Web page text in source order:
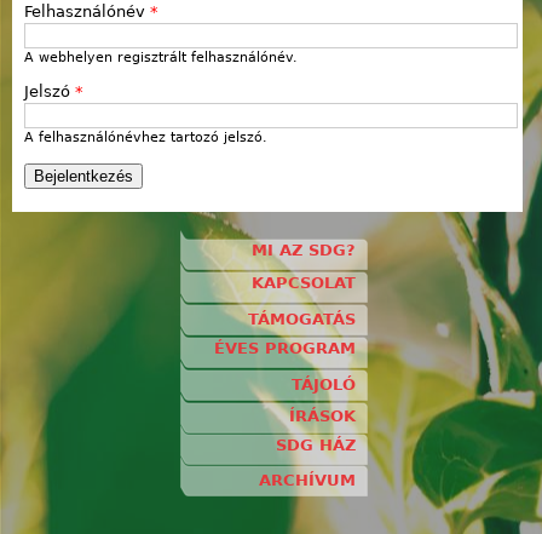
Felhasználónév *
A webhelyen regisztrált felhasználónév.
Jelszó *
A felhasználónévhez tartozó jelszó.
MI AZ SDG?
KAPCSOLAT
TÁMOGATÁS
ÉVES PROGRAM
TÁJOLÓ
ÍRÁSOK
SDG HÁZ
ARCHÍVUM